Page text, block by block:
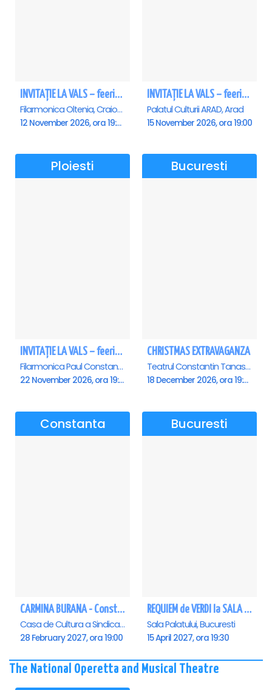
INVITAȚIE LA VALS – feerie de bal în paşi de dans - Craiova
Filarmonica Oltenia, Craiova
12 November 2026, ora 19:00
INVITAȚIE LA VALS – feerie de bal în paşi de dans - Arad
Palatul Culturii ARAD, Arad
15 November 2026, ora 19:00
Ploiesti
INVITAȚIE LA VALS – feerie de bal în paşi de dans - Ploiesti
Filarmonica Paul Constantinescu, Ploiesti
22 November 2026, ora 19:00
Bucuresti
CHRISTMAS EXTRAVAGANZA
Teatrul Constantin Tanase - Sala Savoy, Bucuresti
18 December 2026, ora 19:00
Constanta
CARMINA BURANA - Constanta
Casa de Cultura a Sindicatelor - Sala Mare, Constanta
28 February 2027, ora 19:00
Bucuresti
REQUIEM de VERDI la SALA PALATULUI
Sala Palatului, Bucuresti
15 April 2027, ora 19:30
The National Operetta and Musical Theatre